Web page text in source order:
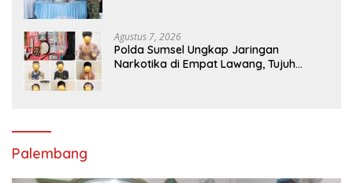
Agustus 7, 2026
Polda Sumsel Ungkap Jaringan
Narkotika di Empat Lawang, Tujuh
Palembang